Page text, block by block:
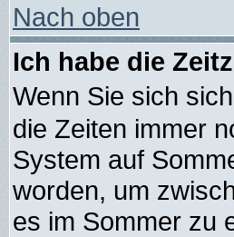
Nach oben
Ich habe die
Wenn Sie sich
die Zeiten immer
System auf
worden, um
es im Sommer zu